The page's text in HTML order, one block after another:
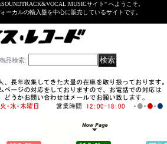
MUSICサイト" へようこそ。
ーカルの輸入盤を中心に販売しているサイトです。
品検索: